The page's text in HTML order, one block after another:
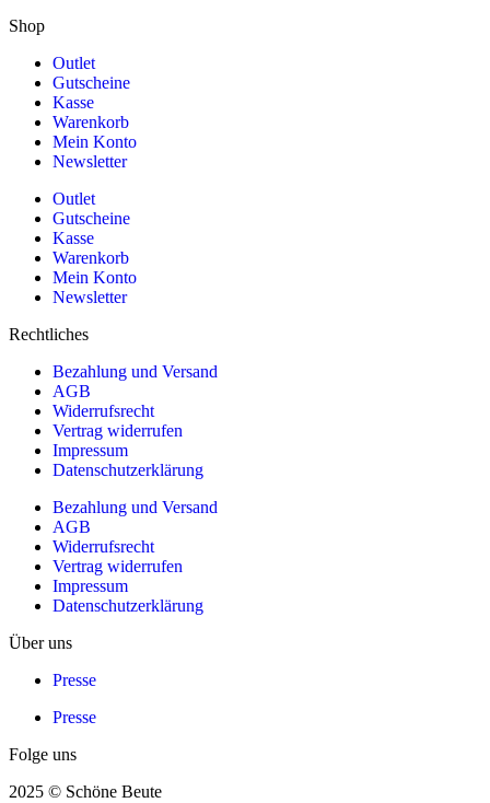
Shop
Outlet
Gutscheine
Kasse
Warenkorb
Mein Konto
Newsletter
Outlet
Gutscheine
Kasse
Warenkorb
Mein Konto
Newsletter
Rechtliches
Bezahlung und Versand
AGB
Widerrufsrecht
Vertrag widerrufen
Impressum
Datenschutzerklärung
Bezahlung und Versand
AGB
Widerrufsrecht
Vertrag widerrufen
Impressum
Datenschutzerklärung
Über uns
Presse
Presse
Folge uns
2025 © Schöne Beute